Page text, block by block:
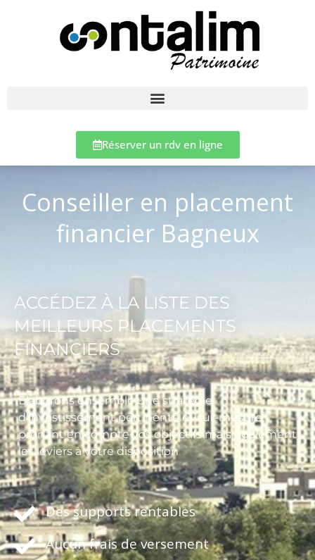
Réserver un rdv en ligne
Conseiller en placement
financier Bagneux
ACCÉDEZ À LA LISTE DES
MEILLEURS PLACEMENTS
FINANCIERS
Elaborons ensemble une stratégie
d’investissement pertinente et sur-mesure,
prenant en compte vos objectifs mais également
les leviers à votre disposition
Des supports rentables
Aucun frais de versement